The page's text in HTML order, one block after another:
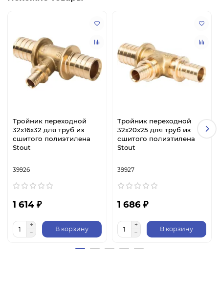
Тройник переходной
32x16x32 для труб из
сшитого полиэтилена
Stout
39926
1 614 ₽
В корзину
Тройник переходной
32x20x25 для труб из
сшитого полиэтилена
Stout
39927
1 686 ₽
В корзину